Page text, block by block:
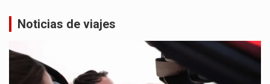
Noticias de viajes